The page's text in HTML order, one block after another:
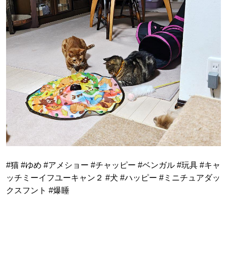
#猫 #ゆめ #アメショー #チャッピー #ベンガル #玩具 #キャ
ッチミーイフユーキャン２ #犬 #ハッピー #ミニチュアダッ
クスフント #爆睡